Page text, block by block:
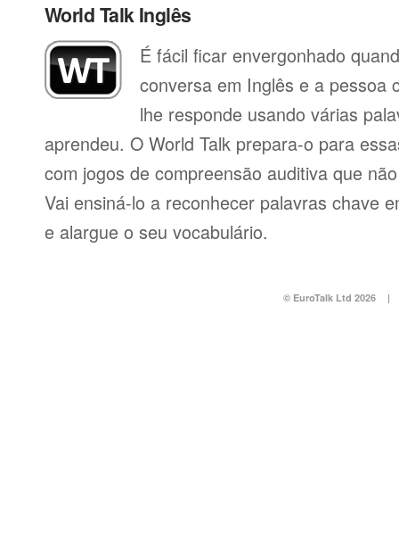
World Talk Inglês
É fácil ficar envergonhado
conversa em Inglês e a pessoa
lhe responde usando várias
aprendeu. O World Talk prepara-o para
com jogos de compreensão auditiva que
Vai ensiná-lo a reconhecer palavras chave
e alargue o seu vocabulário.
© EuroTalk Ltd 2026 |